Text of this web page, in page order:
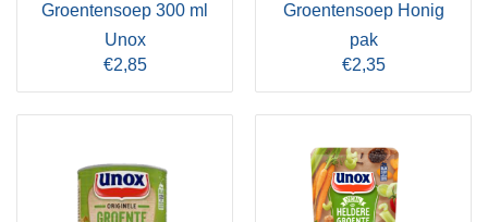
Groentensoep 300 ml
Unox
€2,85
Groentensoep Honig
pak
€2,35